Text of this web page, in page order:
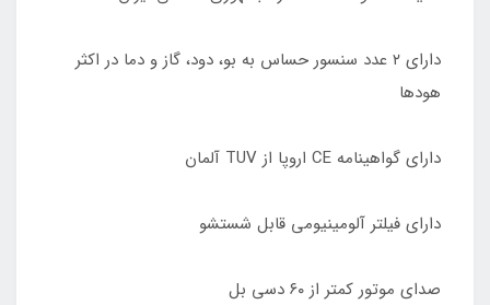
دارای ٢ عدد سنسور حساس به بو، دود، گاز و دما در اکثر
هودها
دارای گواهینامه CE اروپا از TUV آلمان
دارای فیلتر آلومینیومی قابل شستشو
صدای موتور کمتر از ۶٠ دسی بل